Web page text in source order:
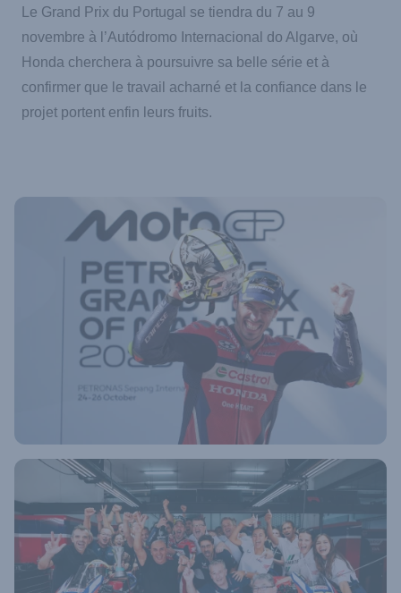
Le Grand Prix du Portugal se tiendra du 7 au 9
novembre à l’Autódromo Internacional do Algarve, où
Honda cherchera à poursuivre sa belle série et à
confirmer que le travail acharné et la confiance dans le
projet portent enfin leurs fruits.